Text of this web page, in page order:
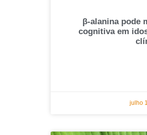
β-alanina pode
cognitiva em
julho